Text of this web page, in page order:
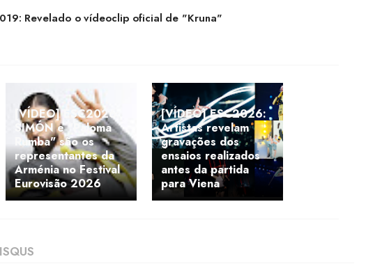
Revelado o vídeoclip oficial de "Kruna"
[VÍDEO] ESC2026:
SIMÓN e "Paloma
Rumba" são os
representantes da
Arménia no Festival
Eurovisão 2026
[VÍDEO] ESC2026:
Artistas revelam
gravações dos
ensaios realizados
antes da partida
para Viena